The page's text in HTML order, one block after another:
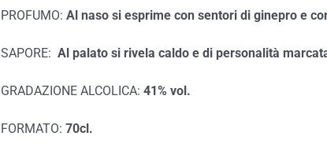
PROFUMO: Al naso si esprime con sentori di ginepro e
SAPORE: Al palato si rivela caldo e di personalità
GRADAZIONE ALCOLICA: 41% vol.
FORMATO: 70cl.